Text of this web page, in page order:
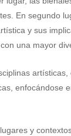
En segundo
y sus
una mayor
artísticas,
enfocándose
y